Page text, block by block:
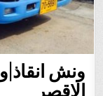
الاقصر